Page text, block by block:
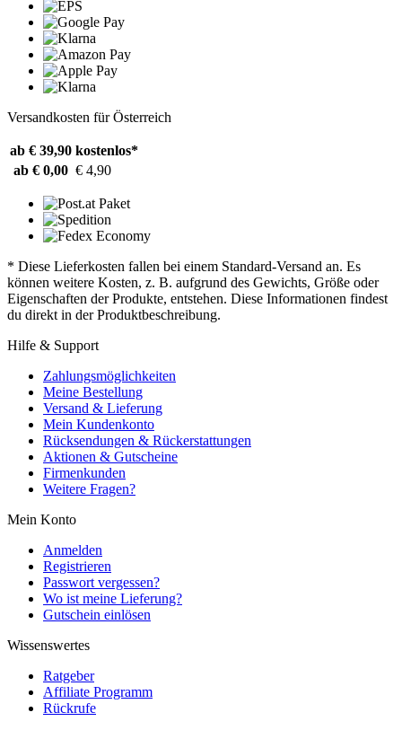
Versandkosten für Österreich
ab € 39,90 kostenlos*
ab € 0,00 € 4,90
* Diese Lieferkosten fallen bei einem Standard-Versand an. Es
können weitere Kosten, z. B. aufgrund des Gewichts, Größe oder
Eigenschaften der Produkte, entstehen. Diese Informationen findest
du direkt in der Produktbeschreibung.
Hilfe & Support
Zahlungsmöglichkeiten
Meine Bestellung
Versand & Lieferung
Mein Kundenkonto
Rücksendungen & Rückerstattungen
Aktionen & Gutscheine
Firmenkunden
Weitere Fragen?
Mein Konto
Anmelden
Registrieren
Passwort vergessen?
Wo ist meine Lieferung?
Gutschein einlösen
Wissenswertes
Ratgeber
Affiliate Programm
Rückrufe